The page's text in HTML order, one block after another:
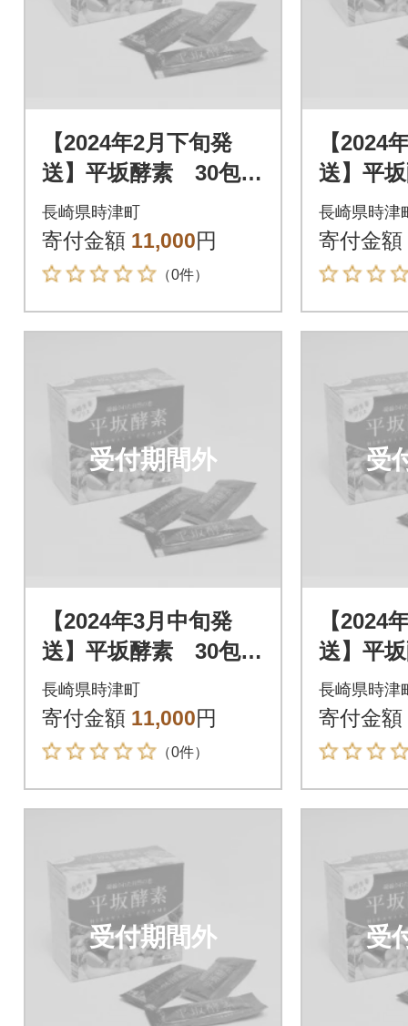
【2024年2月下旬発
送】平坂酵素 30包入
り
長崎県時津町
寄付金額 11,000円
（0件）
【2024
送】平
り
長崎県時津
寄付金額
受付期間外
【2024年3月中旬発
送】平坂酵素 30包入
り
長崎県時津町
寄付金額 11,000円
（0件）
受
【2024
送】平
り
長崎県時津
寄付金額
受付期間外 受